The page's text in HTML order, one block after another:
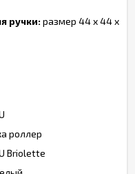
ручки:размер 44 х 44 х
роллер
Briolette